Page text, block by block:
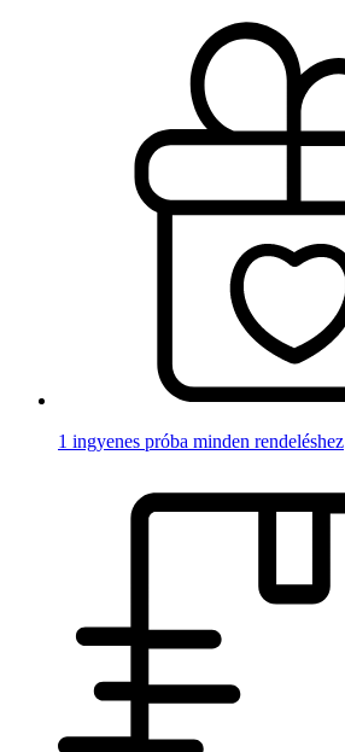
1 ingyenes próba minden rendeléshez